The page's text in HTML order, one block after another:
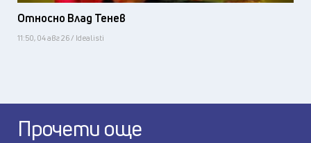
Относно Влад Тенев
11:50, 04 авг 26 / Idealisti
Прочети още